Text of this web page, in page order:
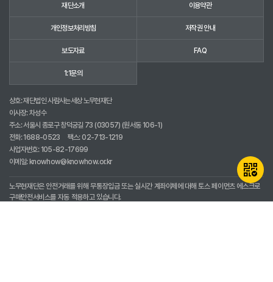
재단소개 이용약관
개인정보처리방침 저작권 안내
보도자료 FAQ
1:1문의
상호: 재단법인 사람사는세상 노무현재단
이사장: 차성수
주소: 서울시 종로구 창덕궁길 73 (03057) (원서동 106-1)
전화:1688-0523
팩스: 02-713-1219
사업자번호: 105-82-17699
이메일:knowhow@knowhow.or.kr
노무현재단은 안전거래를 위해 무통장입금 또는 실시간 계좌이체에 대해 토스 페이먼츠 에스크로
구매안전서비스를 자동 적용하고 있습니다.